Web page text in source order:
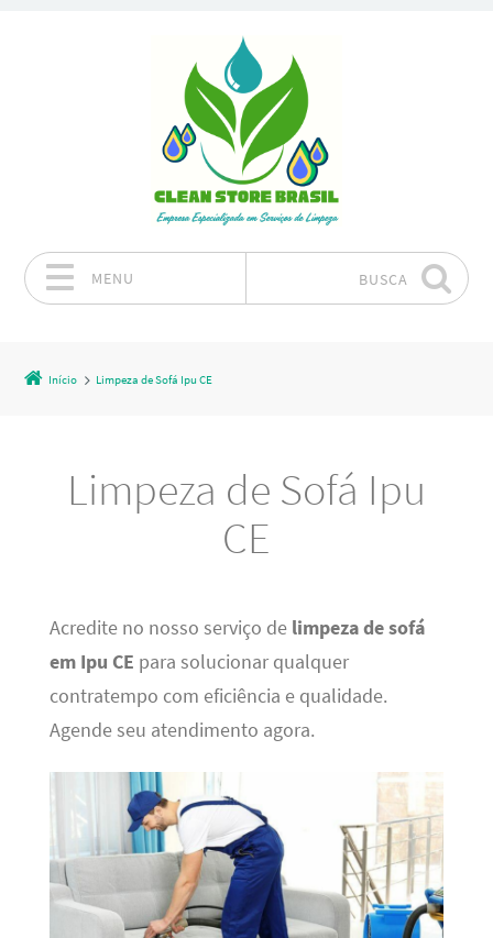
MENU BUSCA
Início Limpeza de Sofá Ipu CE
Limpeza de Sofá Ipu
CE
Acredite no nosso serviço de limpeza de sofá
em Ipu CE para solucionar qualquer
contratempo com eficiência e qualidade.
Agende seu atendimento agora.